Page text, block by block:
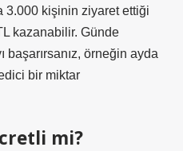
3.000 kişinin ziyaret ettiği
kazanabilir. Günde
başarırsanız, örneğin ayda
bir miktar
mi?